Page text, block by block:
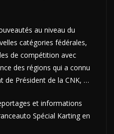
au niveau du
catégories fédérales,
de compétition avec
des régions qui a connu
de Président de la CNK, …
et informations
Spécial Karting en